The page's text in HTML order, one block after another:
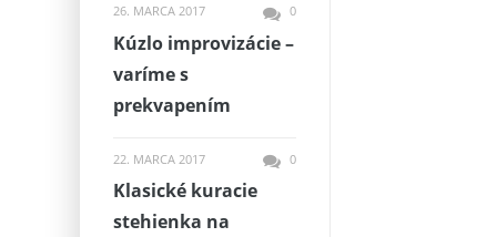
26. MARCA 2017 0
Kúzlo improvizácie –
varíme s
prekvapením
22. MARCA 2017 0
Klasické kuracie
stehienka na